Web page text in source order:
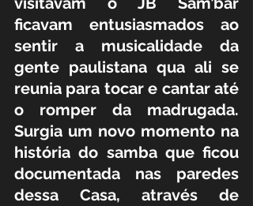
ficavam entusiasmados ao
sentir a musicalidade da
gente paulistana qua ali se
reunia para tocar e cantar até
o romper da madrugada.
Surgia um novo momento na
história do samba que ficou
documentada nas paredes
dessa Casa, através de